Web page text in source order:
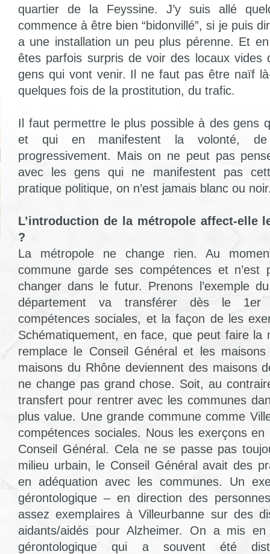
quartier de la Feyssine. J’y suis allé
commence à être bien “bidonvillé”, si je puis
a une installation un peu plus pérenne. Et
êtes parfois surpris de voir des locaux vides
gens qui vont venir. Il ne faut pas être naïf
quelques fois de la prostitution, du trafic.
Il faut permettre le plus possible à des gens
et qui en manifestent la volonté,
progressivement. Mais on ne peut pas
avec les gens qui ne manifestent pas
pratique politique, on n’est jamais blanc ou
L’introduction de la métropole affect-elle
?
La métropole ne change rien. Au
commune garde ses compétences et n’est
changer dans le futur. Prenons l’exemple
département va transférer dès le 1er
compétences sociales, et la façon de les
Schématiquement, en face, que peut faire la
remplace le Conseil Général et les
maisons du Rhône deviennent des maisons
ne change pas grand chose. Soit, au
transfert pour rentrer avec les communes
plus value. Une grande commune comme
compétences sociales. Nous les exerçons
Conseil Général. Cela ne se passe pas
milieu urbain, le Conseil Général avait des
en adéquation avec les communes. Un
gérontologique – en direction des
assez exemplaires à Villeurbanne sur des
aidants/aidés pour Alzheimer. On a mis
gérontologique qui a souvent été